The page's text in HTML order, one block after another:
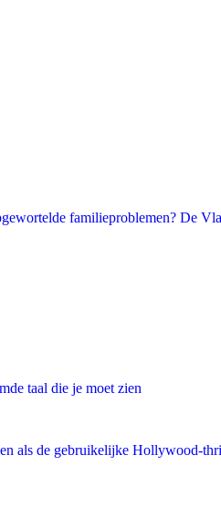
familieproblemen? De
taal die je moet zien
als de gebruikelijke Hollywood-